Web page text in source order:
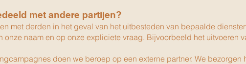
met andere partijen?
met derden in het geval van het uitbesteden van bepaalde
onze naam en op onze expliciete vraag. Bijvoorbeeld het
doen we beroep op een externe partner. We